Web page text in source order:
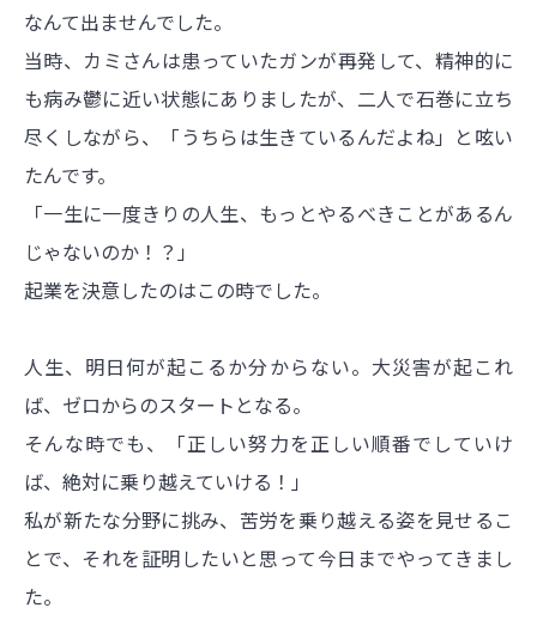
なんて出ませんでした。
当時、カミさんは患っていたガンが再発して、精神的に
も病み鬱に近い状態にありましたが、二人で石巻に立ち
尽くしながら、「うちらは生きているんだよね」と呟い
たんです。
「一生に一度きりの人生、もっとやるべきことがあるん
じゃないのか！？」
起業を決意したのはこの時でした。
人生、明日何が起こるか分からない。大災害が起これ
ば、ゼロからのスタートとなる。
そんな時でも、「正しい努力を正しい順番でしていけ
ば、絶対に乗り越えていける！」
私が新たな分野に挑み、苦労を乗り越える姿を見せるこ
とで、それを証明したいと思って今日までやってきまし
た。